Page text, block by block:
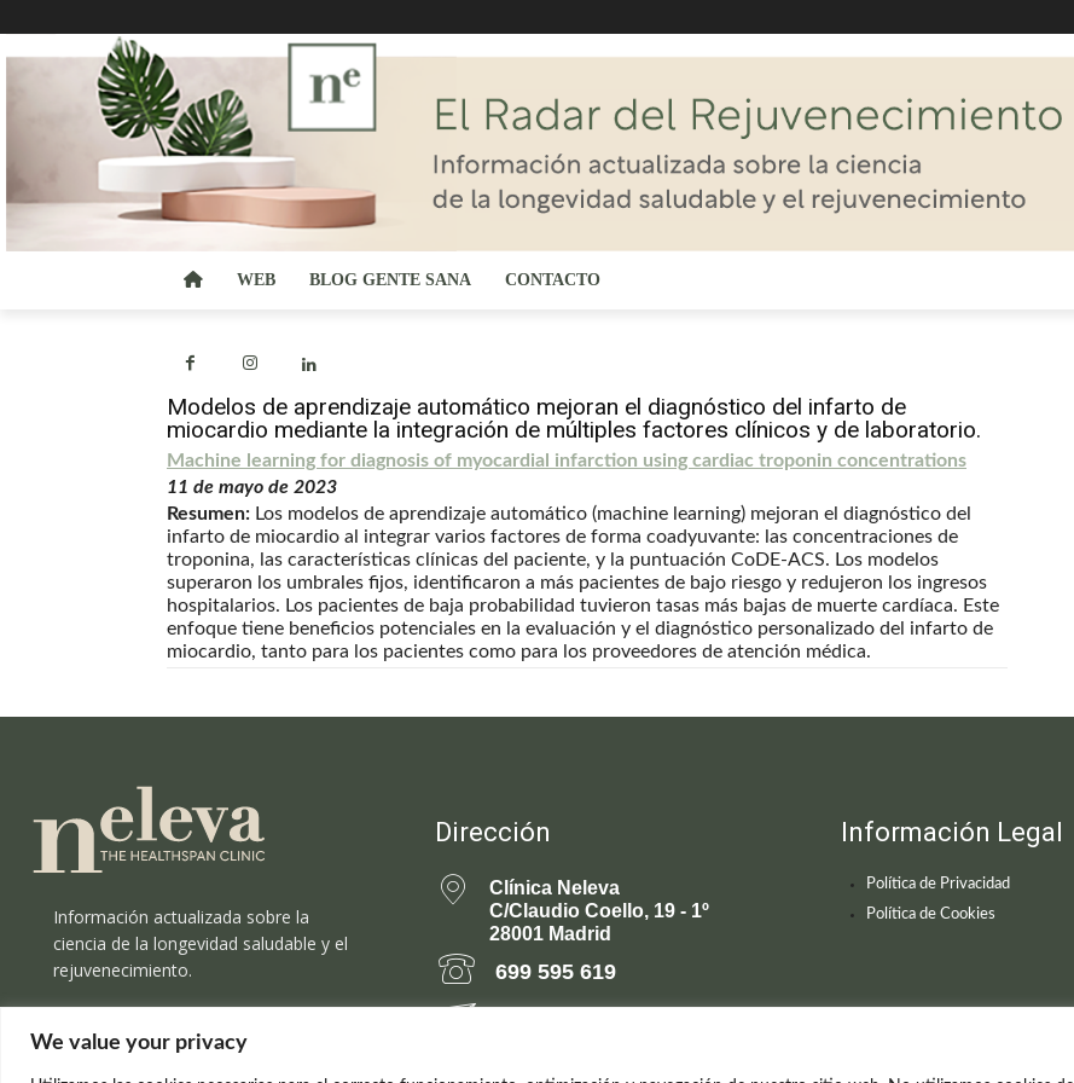
We value your privacy
WEB BLOG GENTE SANA CONTACTO
Modelos de aprendizaje automático mejoran el diagnóstico del infarto de
miocardio mediante la integración de múltiples factores clínicos y de laboratorio.
Machine learning for diagnosis of myocardial infarction using cardiac troponin concentrations
11 de mayo de 2023
Resumen: Los modelos de aprendizaje automático (machine learning) mejoran el diagnóstico del
infarto de miocardio al integrar varios factores de forma coadyuvante: las concentraciones de
troponina, las características clínicas del paciente, y la puntuación CoDE-ACS. Los modelos
superaron los umbrales fijos, identificaron a más pacientes de bajo riesgo y redujeron los ingresos
hospitalarios. Los pacientes de baja probabilidad tuvieron tasas más bajas de muerte cardíaca. Este
enfoque tiene beneficios potenciales en la evaluación y el diagnóstico personalizado del infarto de
miocardio, tanto para los pacientes como para los proveedores de atención médica.
Información actualizada sobre la
ciencia de la longevidad saludable y el
rejuvenecimiento.
Dirección
Clínica Neleva
C/Claudio Coello, 19 - 1º
28001 Madrid
699 595 619
Información Legal
Política de Privacidad
Política de Cookies